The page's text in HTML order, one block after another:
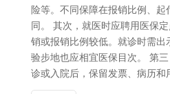
险等。不同保障在报销比例、
同。 其次，就医时应聘用医保
销或报销比例较低。就诊时需出
验步地也应相宜医保目次。 第
诊或入院后，保留发票、病历和